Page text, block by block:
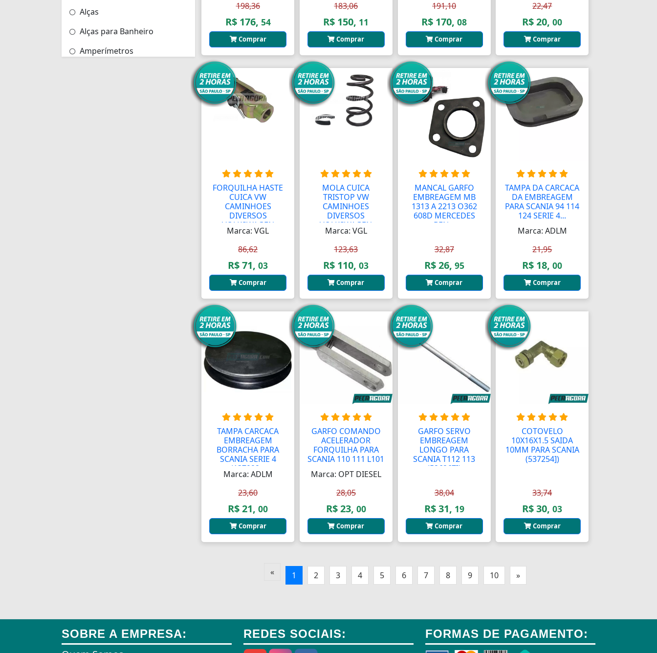
Alças
Alças para Banheiro
Amperímetros
Arcos
Areia
198,36
R$ 176, 54
Comprar
183,06
R$ 150, 11
Comprar
191,10
R$ 170, 08
Comprar
22,47
R$ 20,00
Comprar
FORQUILHA HASTE
CUICA VW
CAMINHOES
DIVERSOS
VOLKSWAGEN
(L436...
Marca: VGL
86,62
R$ 71, 03
Comprar
MOLA CUICA
TRISTOP VW
CAMINHOES
DIVERSOS
VOLKSWAGEN
(4245493...
Marca: VGL
123,63
R$ 110,03
Comprar
MANCAL GARFO
EMBREAGEM MB
1313 A 2213 O362
608D MERCEDES
BEN...
32,87
R$ 26, 95
Comprar
TAMPA DA CARCACA
DA EMBREAGEM
PARA SCANIA 94 114
124 SERIE 4...
Marca: ADLM
21,95
R$ 18,00
Comprar
TAMPA CARCACA
EMBREAGEM
BORRACHA PARA
SCANIA SERIE 4
(137992...
Marca: ADLM
23,60
R$ 21, 00
Comprar
GARFO COMANDO
ACELERADOR
FORQUILHA PARA
SCANIA 110 111 L101
Marca: OPT DIESEL
28,05
R$ 23, 00
Comprar
GARFO SERVO
EMBREAGEM
LONGO PARA
SCANIA T112 113
(526267])
38,04
R$ 31, 19
Comprar
COTOVELO
10X16X1.5 SAIDA
10MM PARA SCANIA
(537254])
33,74
R$ 30,03
Comprar
« 1 2 3 4 5 6 7 8 9 10 »
SOBRE A EMPRESA:
REDES SOCIAIS: FORMAS DE PAGAMENTO: